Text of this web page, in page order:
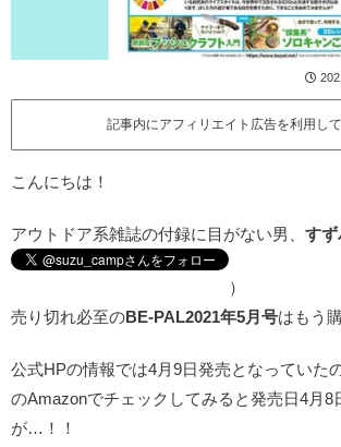
記事内にアフィリエイト広告を利用し
こんにちは！
アウトドア系雑誌の付録に目がない男、 す
）
売り切れ必至のBE-PAL2021年5月号はもう
公式HPの情報では4月9日発売となっていた
のAmazonでチェックしてみると発売日4月8
が…！！